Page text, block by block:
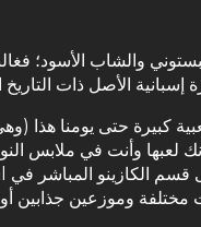
والشاب الأسود؛
الأصل ذات التاريخ
كبيرة حتى يومنا هذا
لعبها وأنت في ملابس
مختلفة وموزعين جذابين